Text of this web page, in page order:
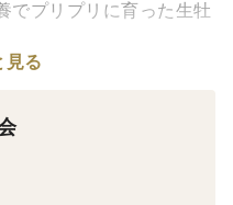
でプリプリに育った生牡
らその時代にあった生育
蠣のむき身は、お鍋やカ
リーブオイルを使ったオ
見る